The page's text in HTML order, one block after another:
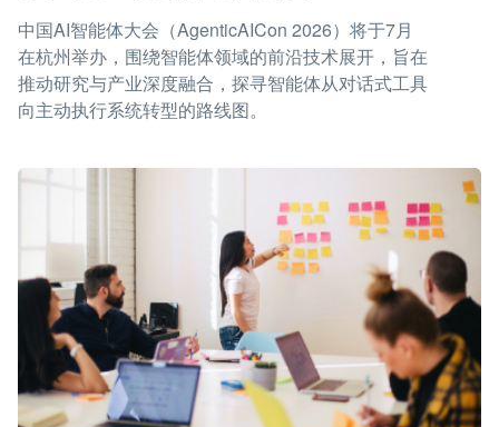
中国AI智能体大会（AgenticAICon 2026）将于7月
在杭州举办，围绕智能体领域的前沿技术展开，旨在
推动研究与产业深度融合，探寻智能体从对话式工具
向主动执行系统转型的路线图。